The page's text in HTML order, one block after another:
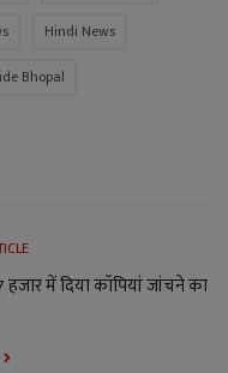
Hindi News
Bhopal
में दिया कॉपियां जांचने का